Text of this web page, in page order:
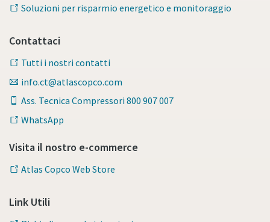
Soluzioni per risparmio energetico e monitoraggio
Contattaci
Tutti i nostri contatti
info.ct@atlascopco.com
Ass. Tecnica Compressori 800 907 007
WhatsApp
Visita il nostro e-commerce
Atlas Copco Web Store
Link Utili